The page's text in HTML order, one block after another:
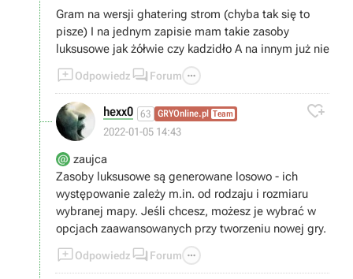
Gram na wersji ghatering strom (chyba tak się to
pisze) I na jednym zapisie mam takie zasoby
luksusowe jak żółwie czy kadzidło A na innym już nie
Odpowiedz  Forum 
hexx0 63 GRYOnline.pl Team
2022-01-05 14:43

zaujca
Zasoby luksusowe są generowane losowo - ich
występowanie zależy m.in. od rodzaju i rozmiaru
wybranej mapy. Jeśli chcesz, możesz je wybrać w
opcjach zaawansowanych przy tworzeniu nowej gry.
Odpowiedz  Forum 